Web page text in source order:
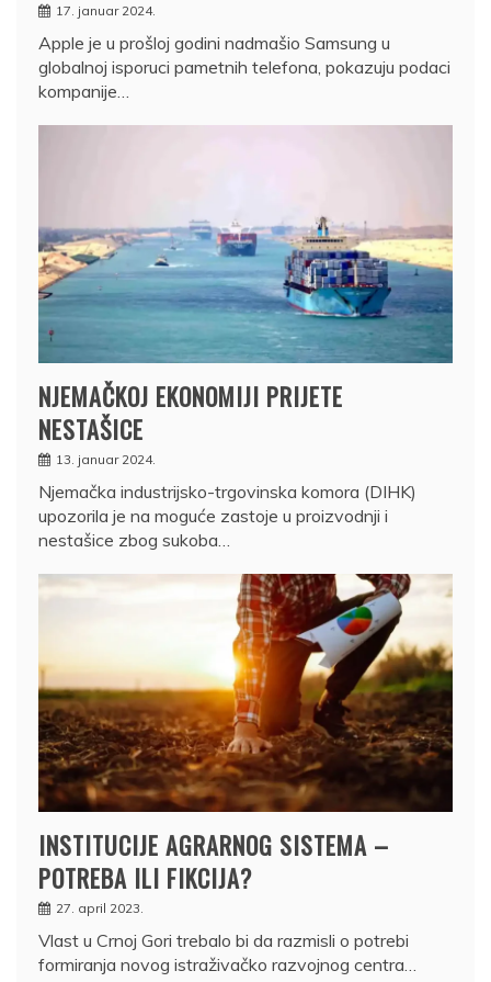
17. januar 2024.
Apple je u prošloj godini nadmašio Samsung u
globalnoj isporuci pametnih telefona, pokazuju podaci
kompanije…
NJEMAČKOJ EKONOMIJI PRIJETE
NESTAŠICE
13. januar 2024.
Njemačka industrijsko-trgovinska komora (DIHK)
upozorila je na moguće zastoje u proizvodnji i
nestašice zbog sukoba…
INSTITUCIJE AGRARNOG SISTEMA –
POTREBA ILI FIKCIJA?
27. april 2023.
Vlast u Crnoj Gori trebalo bi da razmisli o potrebi
formiranja novog istraživačko razvojnog centra…